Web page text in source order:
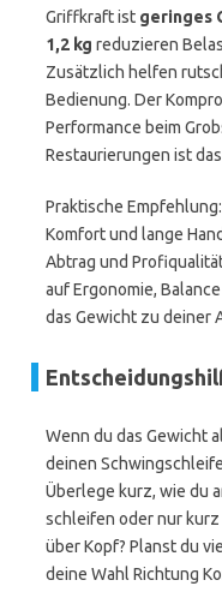
Griffkraft ist geringes
1,2 kg reduzieren
Zusätzlich helfen
Bedienung. Der
Performance beim
Restaurierungen ist
Praktische
Komfort und lange
Abtrag und
auf Ergonomie,
das Gewicht zu deiner
Wenn du das Gewicht
deinen
Überlege kurz, wie du
schleifen oder nur
über Kopf? Planst du
deine Wahl Richtung